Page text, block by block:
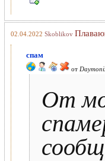
02.04.2022 Skoblikov
спам
от
От